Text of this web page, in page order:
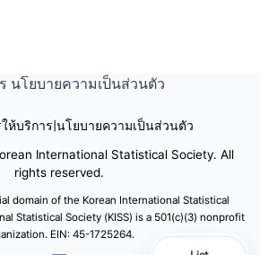
นโยบายความเป็นส่วนตัว
ห้บริการ นโยบายความเป็นส่วนตัว
International Statistical Society. All
rights reserved.
domain of the Korean International Statistical
Statistical Society (KISS) is a 501(c)(3) nonprofit
EIN: 45-1725264.